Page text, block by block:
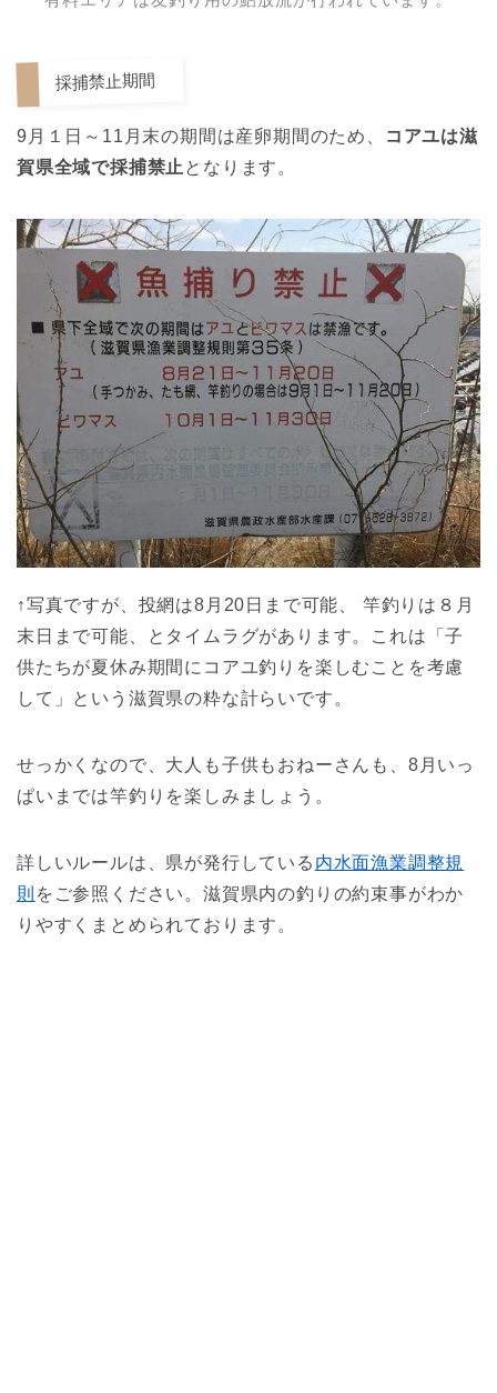
採捕禁止期間
9月１日～11月末の期間は産卵期間のため、
コアユは滋
賀県全域で採捕禁止 となります。
↑写真ですが、投網は8月20日まで可能、 竿釣りは８月
末日まで可能、とタイムラグがあります。これは「子
供たちが夏休み期間にコアユ釣りを楽しむことを考慮
して」という滋賀県の粋な計らいです。
せっかくなので、大人も子供もおねーさんも、8月いっ
ぱいまでは竿釣りを楽しみましょう。
詳しいルールは、県が発行している 内水面漁業調整規
則 をご参照ください。滋賀県内の釣りの約束事がわか
りやすくまとめられております。